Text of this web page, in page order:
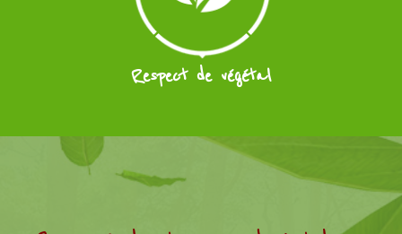
Respect de végétal